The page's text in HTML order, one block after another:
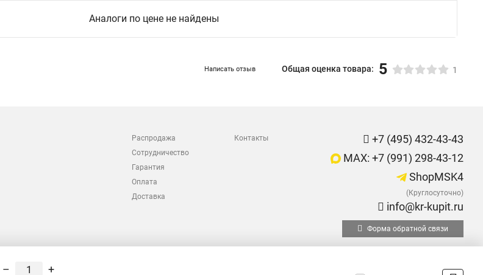
Аналоги по цене не найдены
Написать отзыв Общая оценка товара: 5 1
Распродажа
Сотрудничество
Гарантия
Оплата
Доставка
Контакты
+7 (495) 432-43-43
MAX: +7 (991) 298-43-12
ShopMSK4
(Круглосуточно)
info@kr-kupit.ru
Форма обратной связи
– +